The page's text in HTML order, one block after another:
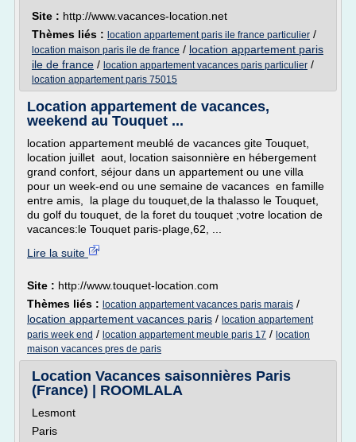
Site : http://www.vacances-location.net
Thèmes liés : location appartement paris ile france particulier /
location maison paris ile de france / location appartement paris
ile de france / location appartement vacances paris particulier /
location appartement paris 75015
Location appartement de vacances,
weekend au Touquet ...
location appartement meublé de vacances gite Touquet,
location juillet aout, location saisonnière en hébergement
grand confort, séjour dans un appartement ou une villa
pour un week-end ou une semaine de vacances en famille
entre amis, la plage du touquet,de la thalasso le Touquet,
du golf du touquet, de la foret du touquet ;votre location de
vacances:le Touquet paris-plage,62, ...
Lire la suite
Site : http://www.touquet-location.com
Thèmes liés : location appartement vacances paris marais /
location appartement vacances paris / location appartement
paris week end / location appartement meuble paris 17 / location
maison vacances pres de paris
Location Vacances saisonnières Paris
(France) | ROOMLALA
Lesmont
Paris